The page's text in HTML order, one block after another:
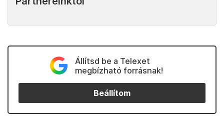
Állítsd be a Telexet
megbízható forrásnak!
Beállítom